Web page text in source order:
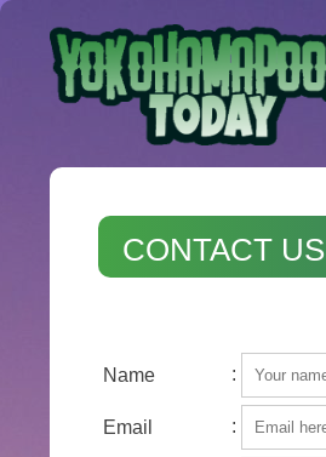
CONTACT US
Name :
Email :